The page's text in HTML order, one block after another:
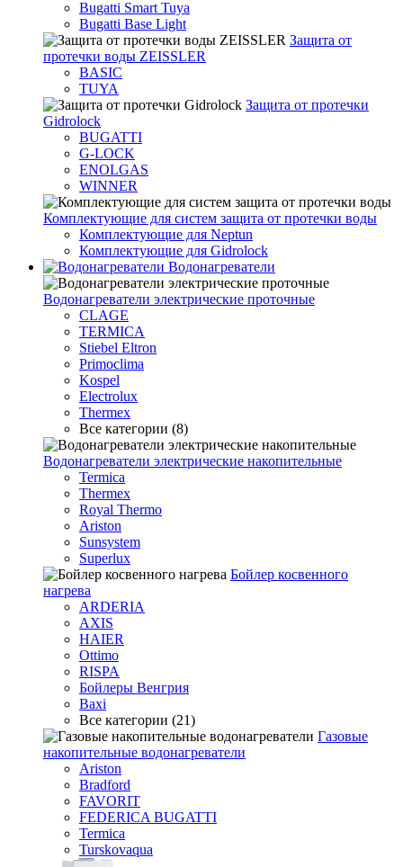
Bugatti Smart Tuya
Bugatti Base Light
Защита от
протечки воды ZEISSLER
BASIC
TUYA
Защита от протечки
Gidrolock
BUGATTI
G-LOCK
ENOLGAS
WINNER
Комплектующие для систем защита от протечки воды
Комплектующие для Neptun
Комплектующие для Gidrolock
Водонагреватели
Водонагреватeли электрические проточные
CLAGE
TERMICA
Stiebel Eltron
Primoclima
Kospel
Electrolux
Thermex
Все категории (8)
Водонагреватели электрические накопительные
Termica
Thermex
Royal Thermo
Ariston
Sunsystem
Superlux
Бойлер косвенного
нагрева
ARDERIA
AXIS
HAIER
Ottimo
RISPA
Бойлеры Венгрия
Baxi
Все категории (21)
Газовые
накопительные водонагреватели
Ariston
Bradford
FAVORIT
FEDERICA BUGATTI
Termica
Turskovaqua